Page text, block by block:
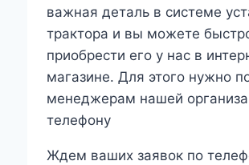
важная деталь в системе
трактора и вы можете
приобрести его у нас в
магазине. Для этого нужно
менеджерам нашей
телефону
Ждем ваших заявок по